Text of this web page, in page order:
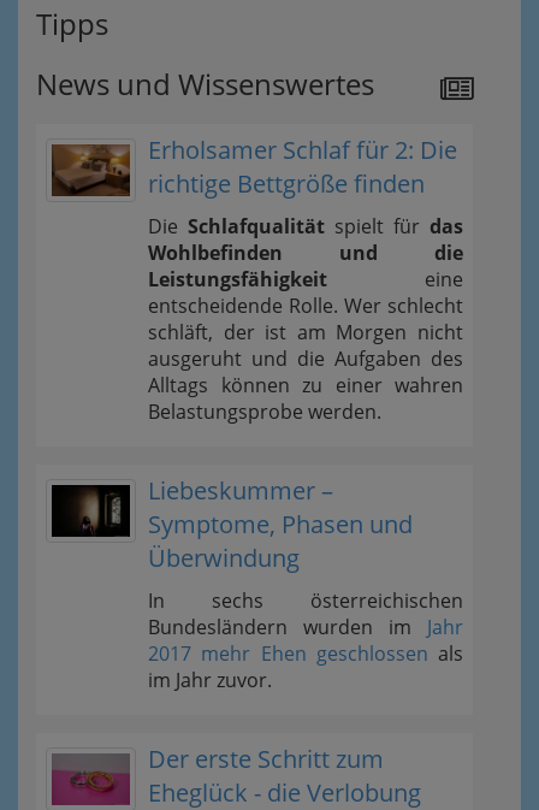
Tipps
News und Wissenswertes
Erholsamer Schlaf für 2: Die
richtige Bettgröße finden
Die Schlafqualität spielt für das
Wohlbefinden und die
Leistungsfähigkeit eine
entscheidende Rolle. Wer schlecht
schläft, der ist am Morgen nicht
ausgeruht und die Aufgaben des
Alltags können zu einer wahren
Belastungsprobe werden.
Liebeskummer –
Symptome, Phasen und
Überwindung
In sechs österreichischen
Bundesländern wurden im Jahr
2017 mehr Ehen geschlossen als
im Jahr zuvor.
Der erste Schritt zum
Eheglück - die Verlobung